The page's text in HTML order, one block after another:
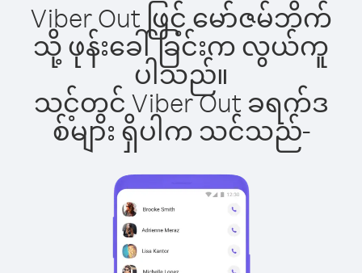
Viber Out ဖြင့် မော်ဇမ်ဘိက်
သို့ ဖုန်းခေါ်ခြင်းက လွယ်ကူ
ပါသည်။
သင့်တွင် Viber Out ခရက်ဒ
စ်များ ရှိပါက သင်သည်-